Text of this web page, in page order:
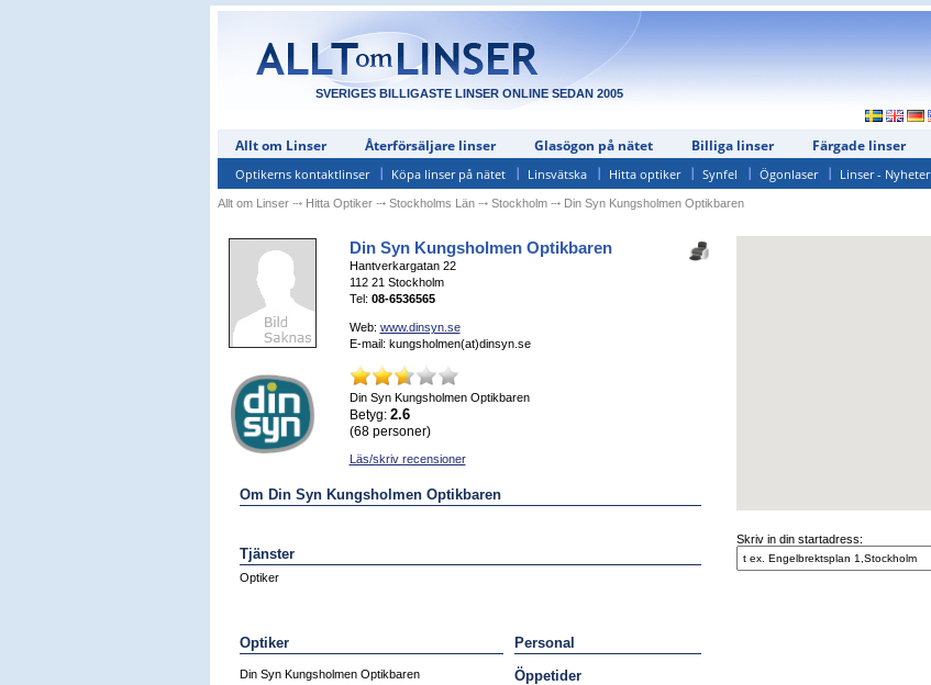
SVERIGES BILLIGASTE LINSER ONLINE SEDAN 2005
Allt om Linser Återförsäljare linser Glasögon på nätet Billiga linser Färgade linser
Optikerns kontaktlinser Köpa linser på nätet Linsvätska Hitta optiker Synfel Ögonlaser Linser - Nyheter
Allt om Linser⤏ Hitta Optiker⤏ Stockholms Län⤏ Stockholm⤏ Din Syn Kungsholmen Optikbaren
Din Syn Kungsholmen Optikbaren
Hantverkargatan 22
112 21 Stockholm
Tel: 08-6536565
Web: www.dinsyn.se
E-mail: kungsholmen(at)dinsyn.se
Din Syn Kungsholmen Optikbaren
Betyg: 2.6
(68personer)
Läs/skriv recensioner
Om Din Syn Kungsholmen Optikbaren
Tjänster
Optiker
Optiker
Din Syn Kungsholmen Optikbaren
Personal
Öppetider
Skriv in din startadress: